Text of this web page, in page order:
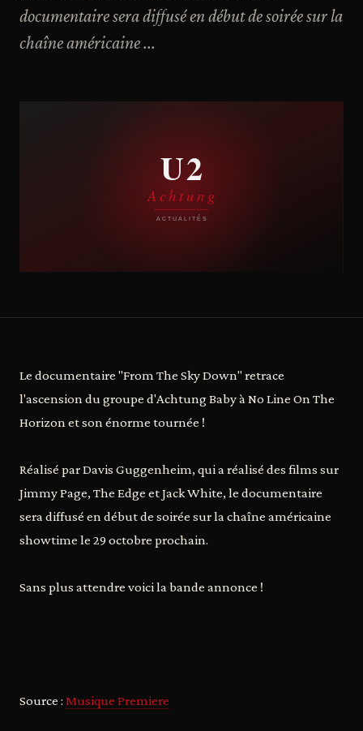
documentaire sera diffusé en début de soirée sur la
chaîne américaine ...
Le documentaire "From The Sky Down" retrace
l'ascension du groupe d'Achtung Baby à No Line On The
Horizon et son énorme tournée !
Réalisé par Davis Guggenheim, qui a réalisé des films sur
Jimmy Page, The Edge et Jack White, le documentaire
sera diffusé en début de soirée sur la chaîne américaine
showtime le 29 octobre prochain.
Sans plus attendre voici la bande annonce !
Source : Musique Premiere